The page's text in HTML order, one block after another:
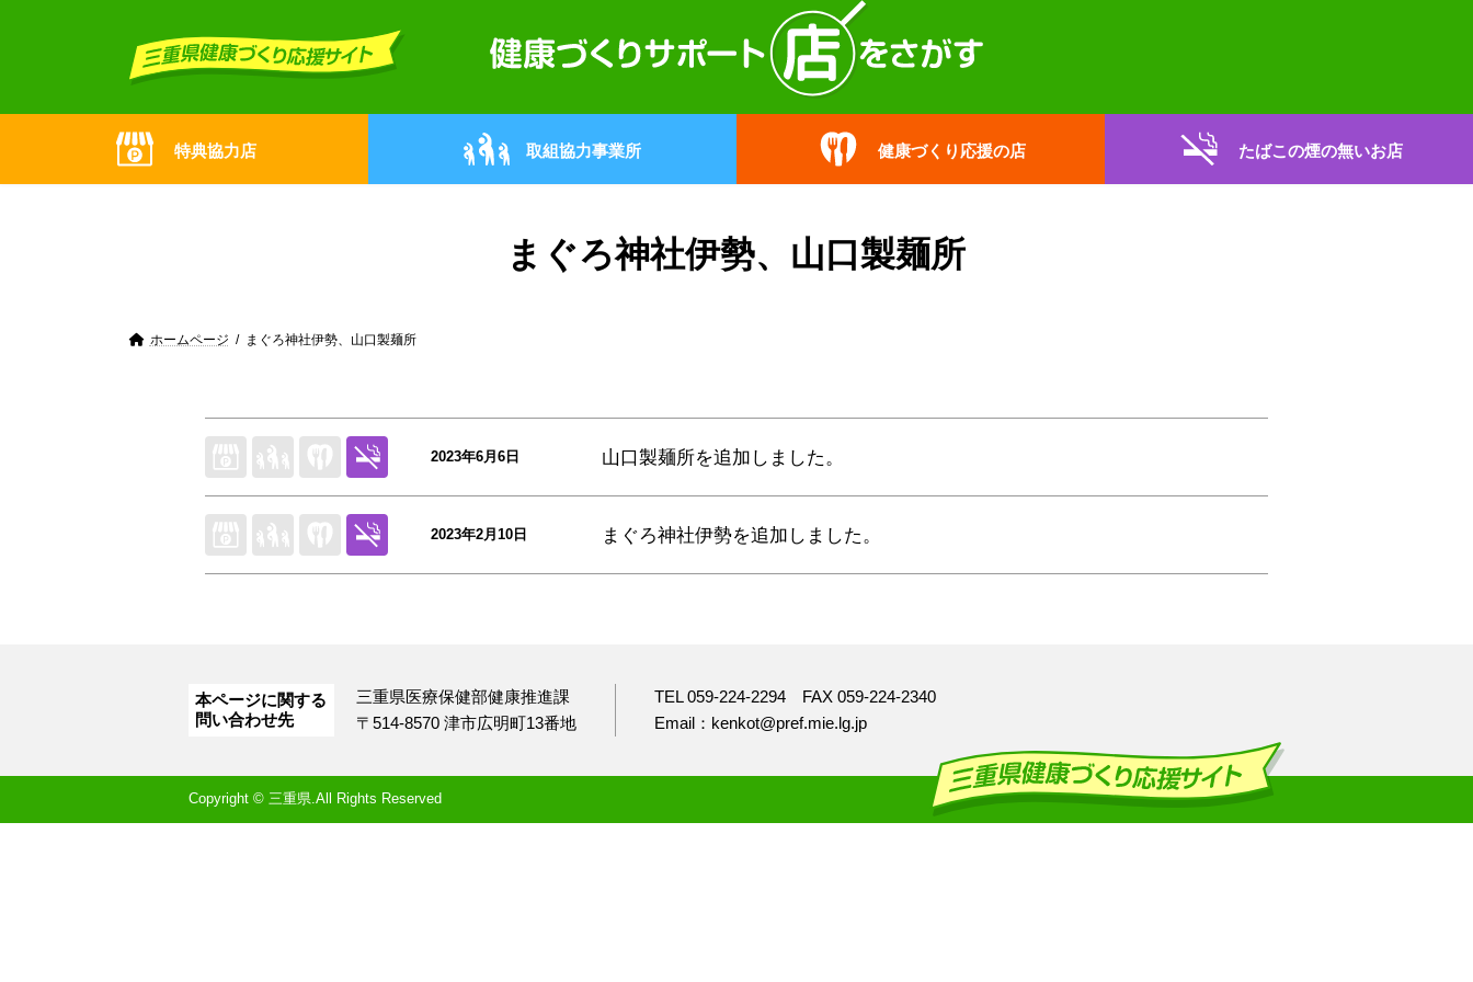
特典協力店 取組協力事業所 健康づくり応援の店 たばこの煙の無いお店
まぐろ神社伊勢、山口製麺所
ホームページ まぐろ神社伊勢、山口製麺所
2023年6月6日 山口製麺所を追加しました。
2023年2月10日 まぐろ神社伊勢を追加しました。
本ページに関する
問い合わせ先
三重県医療保健部健康推進課
〒514-8570 津市広明町13番地
TEL 059-224-2294
FAX 059-224-2340
Email：kenkot@pref.mie.lg.jp
Copyright © 三重県.All Rights Reserved